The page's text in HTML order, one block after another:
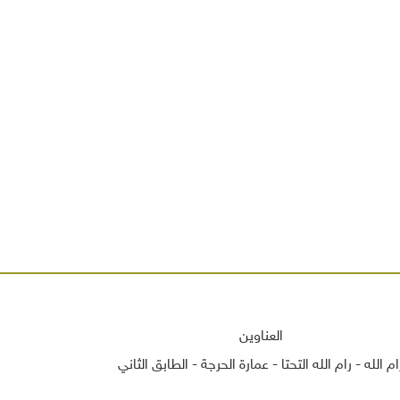
العناوين
الله - رام الله التحتا - عمارة الحرجة - الطابق الثاني